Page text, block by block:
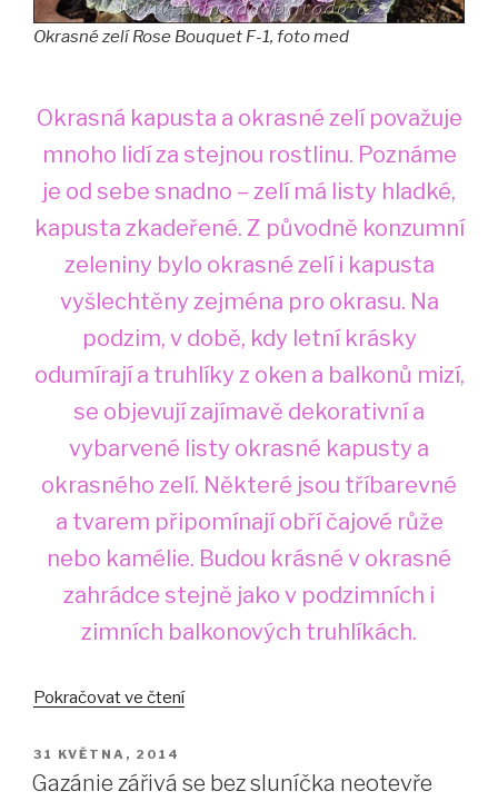
Okrasné zelí Rose Bouquet F-1, foto med
Okrasná kapusta a okrasné zelí považuje
mnoho lidí za stejnou rostlinu. Poznáme
je od sebe snadno – zelí má listy hladké,
kapusta zkadeřené. Z původně konzumní
zeleniny bylo okrasné zelí i kapusta
vyšlechtěny zejména pro okrasu. Na
podzim, v době, kdy letní krásky
odumírají a truhlíky z oken a balkonů mizí,
se objevují zajímavě dekorativní a
vybarvené listy okrasné kapusty a
okrasného zelí. Některé jsou tříbarevné
a tvarem připomínají obří čajové růže
nebo kamélie. Budou krásné v okrasné
zahrádce stejně jako v podzimních i
zimních balkonových truhlíkách.
Pokračovat ve čtení„Okrasná
okrasné
PUBLIKOVÁNO
31 KVĚTNA, 2014
Gazánie zářivá se bez sluníčka neotevře